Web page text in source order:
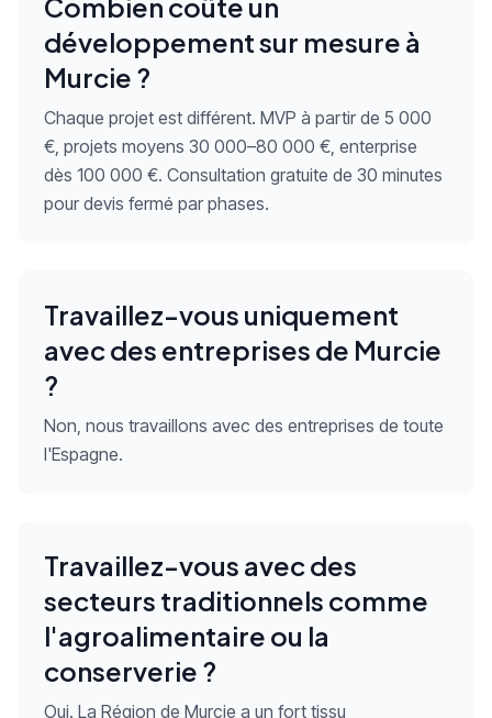
Combien coûte un
développement sur mesure à
Murcie ?
Chaque projet est différent. MVP à partir de 5 000
€, projets moyens 30 000–80 000 €, enterprise
dès 100 000 €. Consultation gratuite de 30 minutes
pour devis fermé par phases.
Travaillez-vous uniquement
avec des entreprises de Murcie
?
Non, nous travaillons avec des entreprises de toute
l'Espagne.
Travaillez-vous avec des
secteurs traditionnels comme
l'agroalimentaire ou la
conserverie ?
Oui. La Région de Murcie a un fort tissu